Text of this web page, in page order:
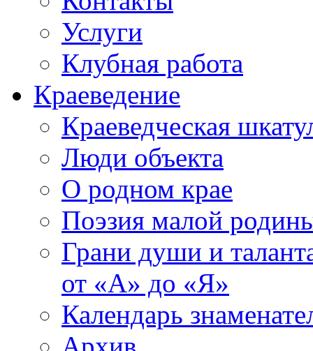
Услуги
Клубная работа
Краеведение
Краеведческая
Люди объекта
О родном крае
Поэзия малой
Грани души и
от «А» до «Я»
Календарь